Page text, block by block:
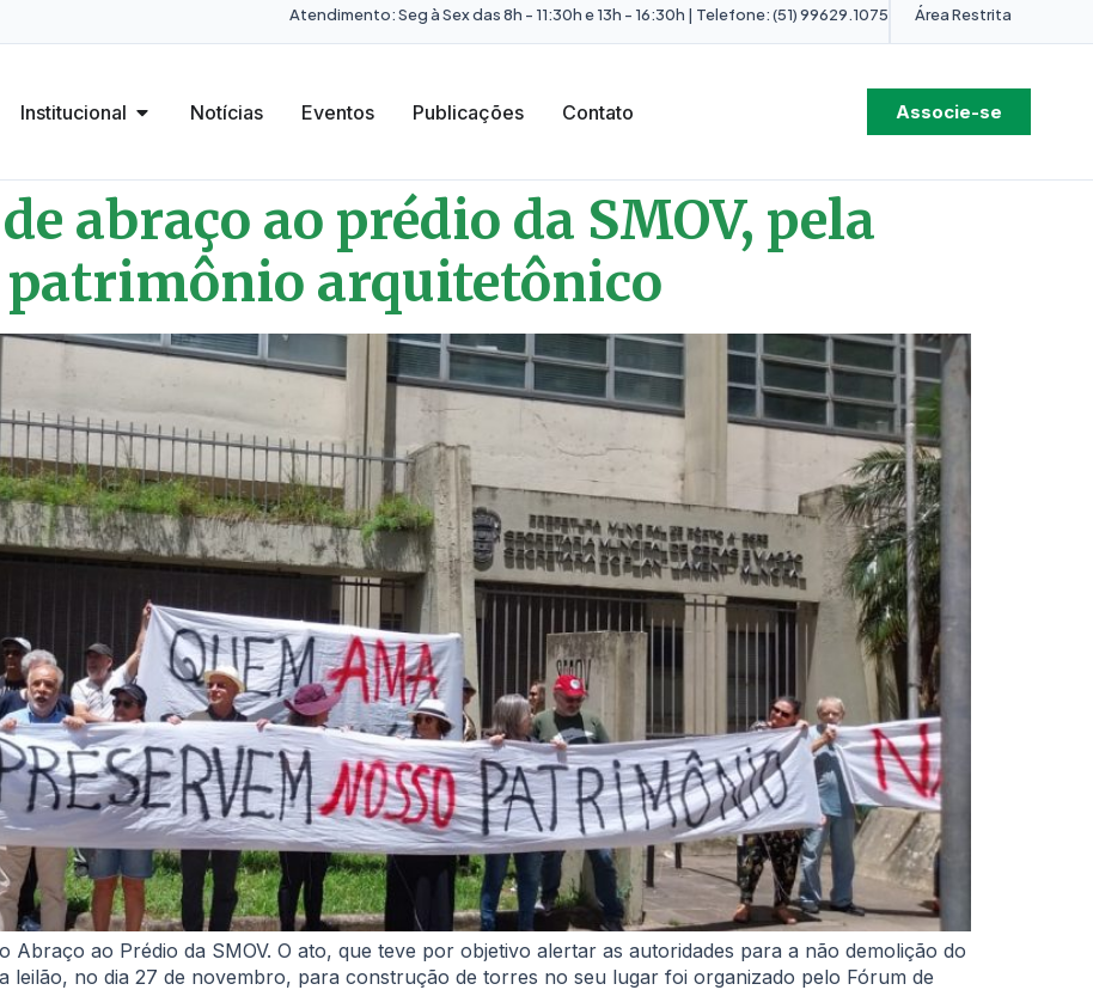
Atendimento: Seg à Sex das 8h - 11:30h e 13h - 16:30h | Telefone: (51) 99629.1075 Área Restrita
Institucional Notícias Eventos Publicações Contato Associe-se
abraço ao prédio da SMOV, pela
patrimônio arquitetônico
Abraço ao Prédio da SMOV. O ato, que teve por objetivo alertar as autoridades para a não demolição do
leilão, no dia 27 de novembro, para construção de torres no seu lugar foi organizado pelo Fórum de